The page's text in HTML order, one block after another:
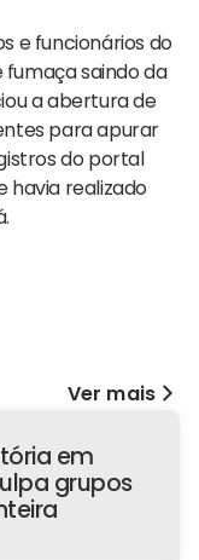
e funcionários do
saindo da
a abertura de
para apurar
do portal
havia realizado
Ver mais
em
grupos